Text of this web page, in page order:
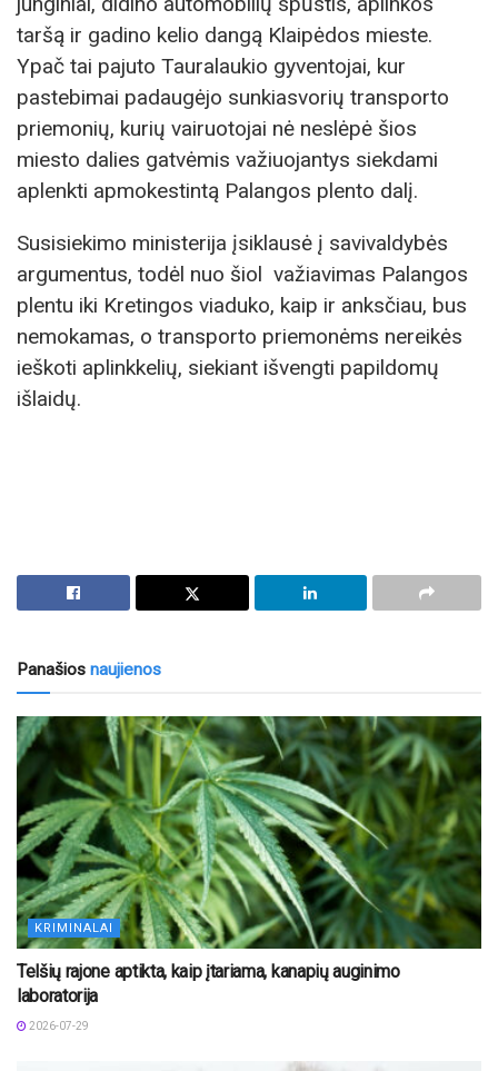
taršą ir gadino kelio dangą Klaipėdos mieste.
Ypač tai pajuto Tauralaukio gyventojai, kur
pastebimai padaugėjo sunkiasvorių transporto
priemonių, kurių vairuotojai nė neslėpė šios
miesto dalies gatvėmis važiuojantys siekdami
aplenkti apmokestintą Palangos plento dalį.
Susisiekimo ministerija įsiklausė į savivaldybės
argumentus, todėl nuo šiol važiavimas Palangos
plentu iki Kretingos viaduko, kaip ir anksčiau, bus
nemokamas, o transporto priemonėms nereikės
ieškoti aplinkkelių, siekiant išvengti papildomų
išlaidų.
Panašios naujienos
KRIMINALAI
Telšių rajone aptikta, kaip įtariama, kanapių auginimo
laboratorija
2026-07-29